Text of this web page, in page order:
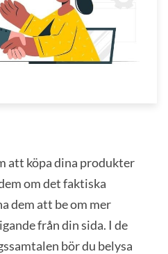
att köpa dina produkter
om det faktiska
dem att be om mer
från din sida. I de
bör du belysa